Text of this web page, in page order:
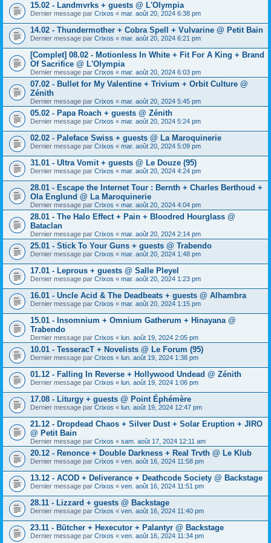
15.02 - Landmvrks + guests @ L'Olympia
Dernier message par Crixos « mar. août 20, 2024 6:38 pm
14.02 - Thundermother + Cobra Spell + Vulvarine @ Petit Bain
Dernier message par Crixos « mar. août 20, 2024 6:21 pm
[Complet] 08.02 - Motionless In White + Fit For A King + Brand
Of Sacrifice @ L'Olympia
Dernier message par Crixos « mar. août 20, 2024 6:03 pm
07.02 - Bullet for My Valentine + Trivium + Orbit Culture @
Zénith
Dernier message par Crixos « mar. août 20, 2024 5:45 pm
05.02 - Papa Roach + guests @ Zénith
Dernier message par Crixos « mar. août 20, 2024 5:24 pm
02.02 - Paleface Swiss + guests @ La Maroquinerie
Dernier message par Crixos « mar. août 20, 2024 5:09 pm
31.01 - Ultra Vomit + guests @ Le Douze (95)
Dernier message par Crixos « mar. août 20, 2024 4:24 pm
28.01 - Escape the Internet Tour : Bernth + Charles Berthoud +
Ola Englund @ La Maroquinerie
Dernier message par Crixos « mar. août 20, 2024 4:04 pm
28.01 - The Halo Effect + Pain + Bloodred Hourglass @
Bataclan
Dernier message par Crixos « mar. août 20, 2024 2:14 pm
25.01 - Stick To Your Guns + guests @ Trabendo
Dernier message par Crixos « mar. août 20, 2024 1:48 pm
17.01 - Leprous + guests @ Salle Pleyel
Dernier message par Crixos « mar. août 20, 2024 1:23 pm
16.01 - Uncle Acid & The Deadbeats + guests @ Alhambra
Dernier message par Crixos « mar. août 20, 2024 1:15 pm
15.01 - Insomnium + Omnium Gatherum + Hinayana @
Trabendo
Dernier message par Crixos « lun. août 19, 2024 2:05 pm
10.01 - TesseracT + Novelists @ Le Forum (95)
Dernier message par Crixos « lun. août 19, 2024 1:38 pm
01.12 - Falling In Reverse + Hollywood Undead @ Zénith
Dernier message par Crixos « lun. août 19, 2024 1:06 pm
17.08 - Liturgy + guests @ Point Éphémère
Dernier message par Crixos « lun. août 19, 2024 12:47 pm
21.12 - Dropdead Chaos + Silver Dust + Solar Eruption + JIRO
@ Petit Bain
Dernier message par Crixos « sam. août 17, 2024 12:11 am
20.12 - Renonce + Double Darkness + Real Trvth @ Le Klub
Dernier message par Crixos « ven. août 16, 2024 11:58 pm
13.12 - ACOD + Deliverance + Deathcode Society @ Backstage
Dernier message par Crixos « ven. août 16, 2024 11:51 pm
28.11 - Lizzard + guests @ Backstage
Dernier message par Crixos « ven. août 16, 2024 11:40 pm
23.11 - Bütcher + Hexecutor + Palantyr @ Backstage
Dernier message par Crixos « ven. août 16, 2024 11:34 pm